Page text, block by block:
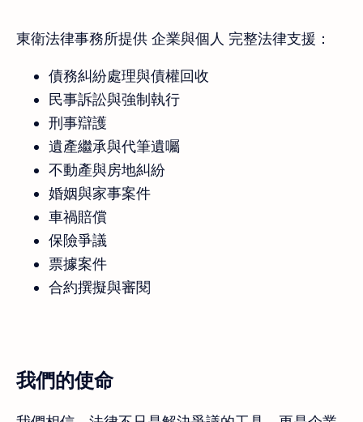
東衛法律事務所提供 企業與個人 完整法律支援：
債務糾紛處理與債權回收
民事訴訟與強制執行
刑事辯護
遺產繼承與代筆遺囑
不動產與房地糾紛
婚姻與家事案件
車禍賠償
保險爭議
票據案件
合約撰擬與審閱
我們的使命